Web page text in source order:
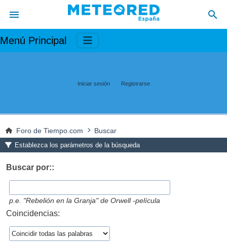
Menú Principal
Iniciar sesión Registrarse
Foro de Tiempo.com Buscar
Establezca los parámetros de la búsqueda
Buscar por::
p.e. "Rebelión en la Granja" de Orwell -película
Coincidencias: